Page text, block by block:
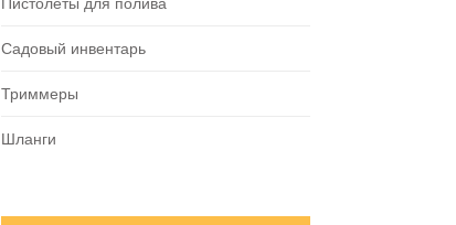
Садовый инвентарь
Триммеры
Шланги